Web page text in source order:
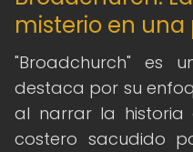
misterio en
"Broadchurch" es
destaca por su
al narrar la historia
costero sacudido